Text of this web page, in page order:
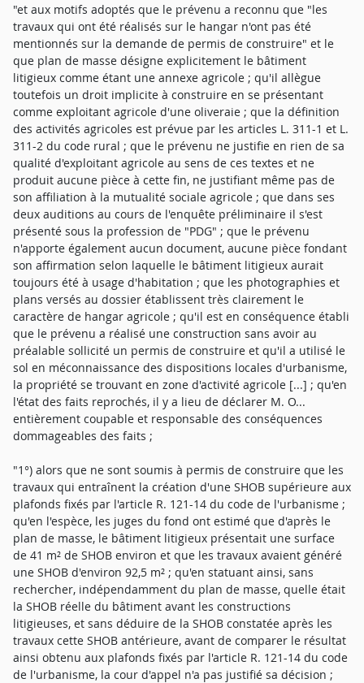
"et aux motifs adoptés que le prévenu a reconnu que "les
travaux qui ont été réalisés sur le hangar n'ont pas été
mentionnés sur la demande de permis de construire" et le
que plan de masse désigne explicitement le bâtiment
litigieux comme étant une annexe agricole ; qu'il allègue
toutefois un droit implicite à construire en se présentant
comme exploitant agricole d'une oliveraie ; que la définition
des activités agricoles est prévue par les articles L. 311-1 et L.
311-2 du code rural ; que le prévenu ne justifie en rien de sa
qualité d'exploitant agricole au sens de ces textes et ne
produit aucune pièce à cette fin, ne justifiant même pas de
son affiliation à la mutualité sociale agricole ; que dans ses
deux auditions au cours de l'enquête préliminaire il s'est
présenté sous la profession de "PDG" ; que le prévenu
n'apporte également aucun document, aucune pièce fondant
son affirmation selon laquelle le bâtiment litigieux aurait
toujours été à usage d'habitation ; que les photographies et
plans versés au dossier établissent très clairement le
caractère de hangar agricole ; qu'il est en conséquence établi
que le prévenu a réalisé une construction sans avoir au
préalable sollicité un permis de construire et qu'il a utilisé le
sol en méconnaissance des dispositions locales d'urbanisme,
la propriété se trouvant en zone d'activité agricole [...] ; qu'en
l'état des faits reprochés, il y a lieu de déclarer M. O...
entièrement coupable et responsable des conséquences
dommageables des faits ;
"1°) alors que ne sont soumis à permis de construire que les
travaux qui entraînent la création d'une SHOB supérieure aux
plafonds fixés par l'article R. 121-14 du code de l'urbanisme ;
qu'en l'espèce, les juges du fond ont estimé que d'après le
plan de masse, le bâtiment litigieux présentait une surface
de 41 m² de SHOB environ et que les travaux avaient généré
une SHOB d'environ 92,5 m² ; qu'en statuant ainsi, sans
rechercher, indépendamment du plan de masse, quelle était
la SHOB réelle du bâtiment avant les constructions
litigieuses, et sans déduire de la SHOB constatée après les
travaux cette SHOB antérieure, avant de comparer le résultat
ainsi obtenu aux plafonds fixés par l'article R. 121-14 du code
de l'urbanisme, la cour d'appel n'a pas justifié sa décision ;